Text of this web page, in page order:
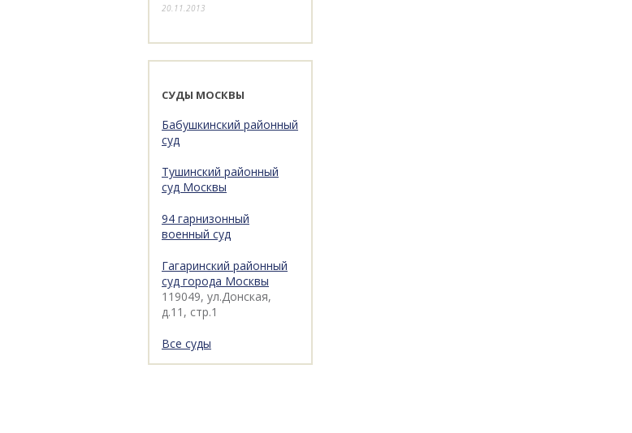
20.11.2013
СУДЫ МОСКВЫ
Бабушкинский районный
суд
Тушинский районный
суд Москвы
94 гарнизонный
военный суд
Гагаринский районный
суд города Москвы
119049, ул.Донская,
д.11, стр.1
Все суды